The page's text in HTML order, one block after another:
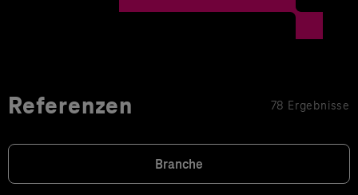
Referenzen 78 Ergebnisse
Branche